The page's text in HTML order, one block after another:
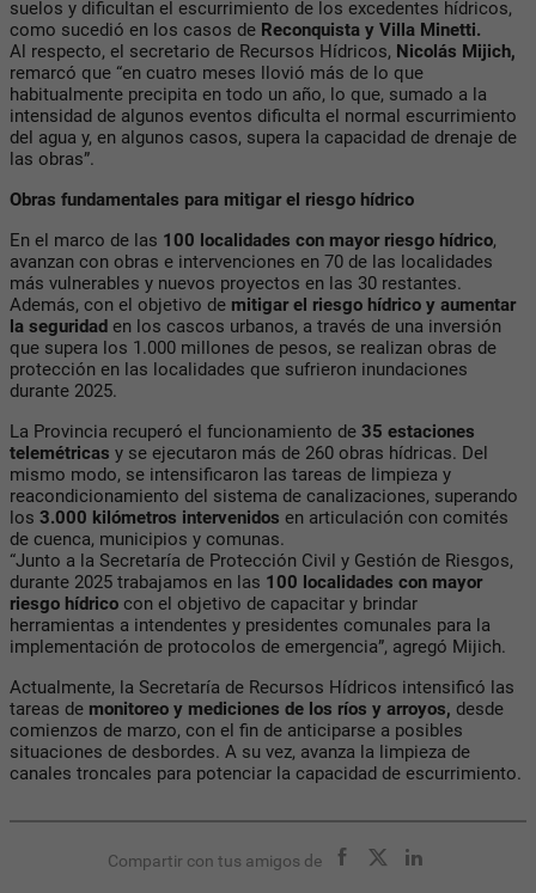
suelos y dificultan el escurrimiento de los excedentes hídricos,
como sucedió en los casos de Reconquista y Villa Minetti.
Al respecto, el secretario de Recursos Hídricos, Nicolás Mijich,
remarcó que “en cuatro meses llovió más de lo que
habitualmente precipita en todo un año, lo que, sumado a la
intensidad de algunos eventos dificulta el normal escurrimiento
del agua y, en algunos casos, supera la capacidad de drenaje de
las obras”.
Obras fundamentales para mitigar el riesgo hídrico
En el marco de las 100 localidades con mayor riesgo hídrico,
avanzan con obras e intervenciones en 70 de las localidades
más vulnerables y nuevos proyectos en las 30 restantes.
Además, con el objetivo de mitigar el riesgo hídrico y aumentar
la seguridad en los cascos urbanos, a través de una inversión
que supera los 1.000 millones de pesos, se realizan obras de
protección en las localidades que sufrieron inundaciones
durante 2025.
La Provincia recuperó el funcionamiento de 35 estaciones
telemétricas y se ejecutaron más de 260 obras hídricas. Del
mismo modo, se intensificaron las tareas de limpieza y
reacondicionamiento del sistema de canalizaciones, superando
los 3.000 kilómetros intervenidos en articulación con comités
de cuenca, municipios y comunas.
“Junto a la Secretaría de Protección Civil y Gestión de Riesgos,
durante 2025 trabajamos en las 100 localidades con mayor
riesgo hídrico con el objetivo de capacitar y brindar
herramientas a intendentes y presidentes comunales para la
implementación de protocolos de emergencia”, agregó Mijich.
Actualmente, la Secretaría de Recursos Hídricos intensificó las
tareas de monitoreo y mediciones de los ríos y arroyos, desde
comienzos de marzo, con el fin de anticiparse a posibles
situaciones de desbordes. A su vez, avanza la limpieza de
canales troncales para potenciar la capacidad de escurrimiento.
Compartir con tus amigos de